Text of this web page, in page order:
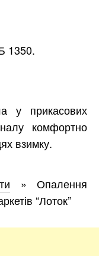
1350.
у прикасових
комфортно
взимку.
»Опалення
“Лоток”